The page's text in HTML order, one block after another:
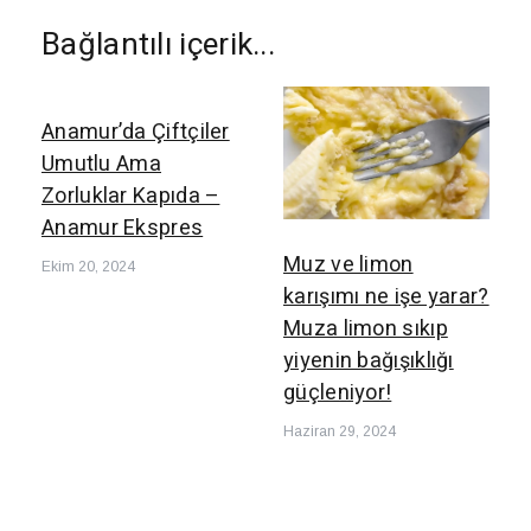
Bağlantılı içerik...
Anamur’da Çiftçiler
Umutlu Ama
Zorluklar Kapıda –
Anamur Ekspres
Ekim 20, 2024
Muz ve limon
karışımı ne işe yarar?
Muza limon sıkıp
yiyenin bağışıklığı
güçleniyor!
Haziran 29, 2024